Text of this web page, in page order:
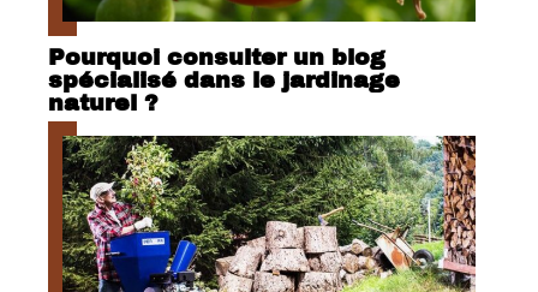
Pourquoi consulter un blog
spécialisé dans le jardinage
naturel ?